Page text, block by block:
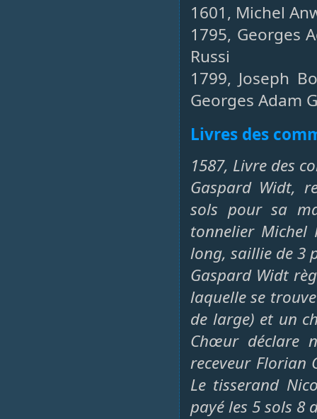
1601, Michel
1795, Georges
Russi
1799, Joseph
Georges Adam
Livres des
1587, Livre des
Gaspard Widt,
sols pour sa
tonnelier Michel
long, saillie de 3
Gaspard Widt
laquelle se
de large) et un
Chœur déclare
receveur Florian
Le tisserand
payé les 5 sols 8